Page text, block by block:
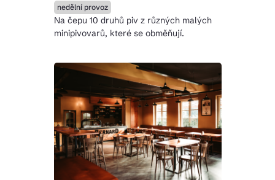
nedělní provoz
Na čepu 10 druhů piv z různých malých
minipivovarů, které se obměňují.